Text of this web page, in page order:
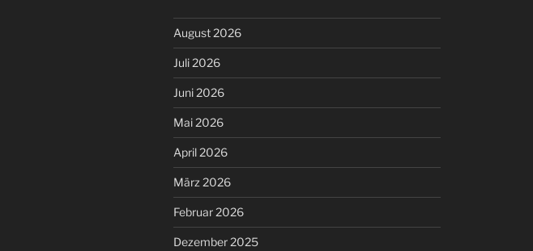
August 2026
Juli 2026
Juni 2026
Mai 2026
April 2026
März 2026
Februar 2026
Dezember 2025